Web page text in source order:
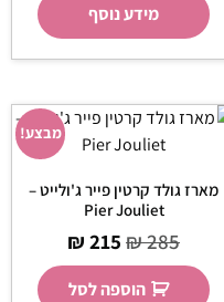
מידע נוסף
מבצע!
מארז גולד קרטין פייר ג'ולייט –
Pier Jouliet
₪285
₪215
הוספה לסל